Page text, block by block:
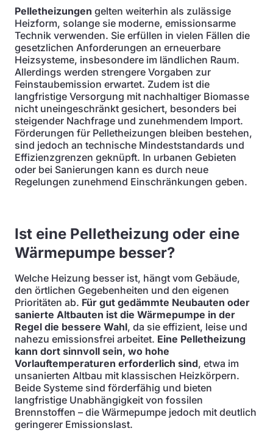
Pelletheizungen gelten weiterhin als zulässige
Heizform, solange sie moderne, emissionsarme
Technik verwenden. Sie erfüllen in vielen Fällen die
gesetzlichen Anforderungen an erneuerbare
Heizsysteme, insbesondere im ländlichen Raum.
Allerdings werden strengere Vorgaben zur
Feinstaubemission erwartet. Zudem ist die
langfristige Versorgung mit nachhaltiger Biomasse
nicht uneingeschränkt gesichert, besonders bei
steigender Nachfrage und zunehmendem Import.
Förderungen für Pelletheizungen bleiben bestehen,
sind jedoch an technische Mindeststandards und
Effizienzgrenzen geknüpft. In urbanen Gebieten
oder bei Sanierungen kann es durch neue
Regelungen zunehmend Einschränkungen geben.
Ist eine Pelletheizung oder eine
Wärmepumpe besser?
Welche Heizung besser ist, hängt vom Gebäude,
den örtlichen Gegebenheiten und den eigenen
Prioritäten ab. Für gut gedämmte Neubauten oder
sanierte Altbauten ist die Wärmepumpe in der
Regel die bessere Wahl, da sie effizient, leise und
nahezu emissionsfrei arbeitet. Eine Pelletheizung
kann dort sinnvoll sein, wo hohe
Vorlauftemperaturen erforderlich sind, etwa im
unsanierten Altbau mit klassischen Heizkörpern.
Beide Systeme sind förderfähig und bieten
langfristige Unabhängigkeit von fossilen
Brennstoffen – die Wärmepumpe jedoch mit deutlich
geringerer Emissionslast.